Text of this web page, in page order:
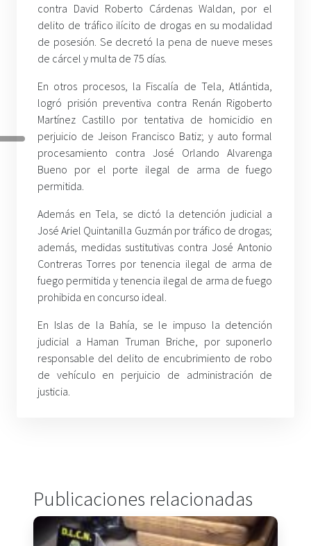
contra David Roberto Cárdenas Waldan, por el
delito de tráfico ilícito de drogas en su modalidad
de posesión. Se decretó la pena de nueve meses
de cárcel y multa de 75 días.
En otros procesos, la Fiscalía de Tela, Atlántida,
logró prisión preventiva contra Renán Rigoberto
Martínez Castillo por tentativa de homicidio en
perjuicio de Jeison Francisco Batiz; y auto formal
procesamiento contra José Orlando Alvarenga
Bueno por el porte ilegal de arma de fuego
permitida.
Además en Tela, se dictó la detención judicial a
José Ariel Quintanilla Guzmán por tráfico de drogas;
además, medidas sustitutivas contra José Antonio
Contreras Torres por tenencia ilegal de arma de
fuego permitida y tenencia ilegal de arma de fuego
prohibida en concurso ideal.
En Islas de la Bahía, se le impuso la detención
judicial a Haman Truman Briche, por suponerlo
responsable del delito de encubrimiento de robo
de vehículo en perjuicio de administración de
justicia.
Publicaciones relacionadas